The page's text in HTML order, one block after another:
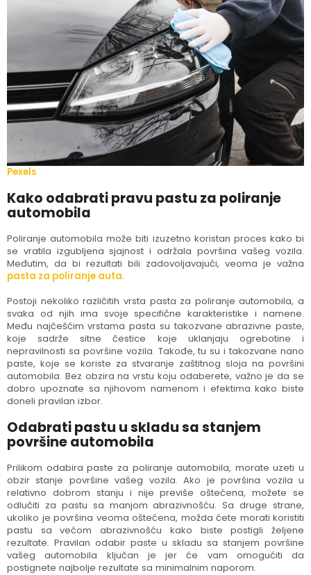
Pexels
Kako odabrati pravu pastu za poliranje
automobila
Poliranje automobila može biti izuzetno koristan proces kako bi
se vratila izgubljena sjajnost i održala površina vašeg vozila.
Međutim, da bi rezultati bili zadovoljavajući, veoma je važna
pasta za poliranje auta.
Postoji nekoliko različitih vrsta pasta za poliranje automobila, a
svaka od njih ima svoje specifične karakteristike i namene.
Među najčešćim vrstama pasta su takozvane abrazivne paste,
koje sadrže sitne čestice koje uklanjaju ogrebotine i
nepravilnosti sa površine vozila. Takođe, tu su i takozvane nano
paste, koje se koriste za stvaranje zaštitnog sloja na površini
automobila. Bez obzira na vrstu koju odaberete, važno je da se
dobro upoznate sa njihovom namenom i efektima kako biste
doneli pravilan izbor.
Odabrati pastu u skladu sa stanjem
površine automobila
Prilikom odabira paste za poliranje automobila, morate uzeti u
obzir stanje površine vašeg vozila. Ako je površina vozila u
relativno dobrom stanju i nije previše oštećena, možete se
odlučiti za pastu sa manjom abrazivnošću. Sa druge strane,
ukoliko je površina veoma oštećena, možda ćete morati koristiti
pastu sa većom abrazivnošću kako biste postigli željene
rezultate. Pravilan odabir paste u skladu sa stanjem površine
vašeg automobila ključan je jer će vam omogućiti da
postignete najbolje rezultate sa minimalnim naporom.